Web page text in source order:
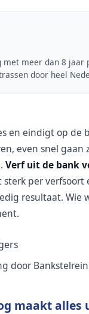
meer dan 8 jaar
door heel
en eindigt op
even snel gaan
Verf uit de bank
per verfsoort
resultaat. Wie
door
maakt alles